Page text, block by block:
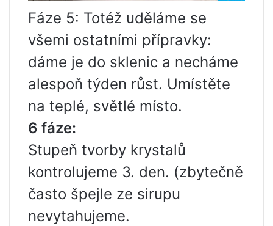
Fáze 5: Totéž uděláme se
všemi ostatními přípravky:
dáme je do sklenic a necháme
alespoň týden růst. Umístěte
na teplé, světlé místo.
6 fáze:
Stupeň tvorby krystalů
kontrolujeme 3. den. (zbytečně
často špejle ze sirupu
nevytahujeme.